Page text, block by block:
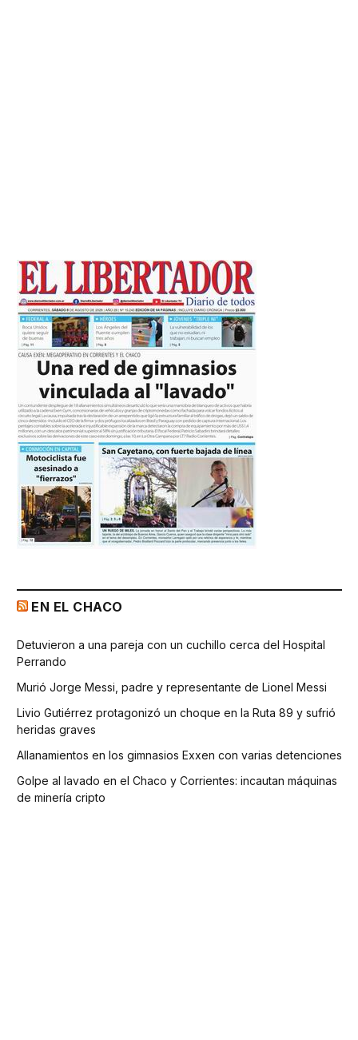
EN EL CHACO
Detuvieron a una pareja con un cuchillo cerca del Hospital
Perrando
Murió Jorge Messi, padre y representante de Lionel Messi
Livio Gutiérrez protagonizó un choque en la Ruta 89 y sufrió
heridas graves
Allanamientos en los gimnasios Exxen con varias detenciones
Golpe al lavado en el Chaco y Corrientes: incautan máquinas
de minería cripto